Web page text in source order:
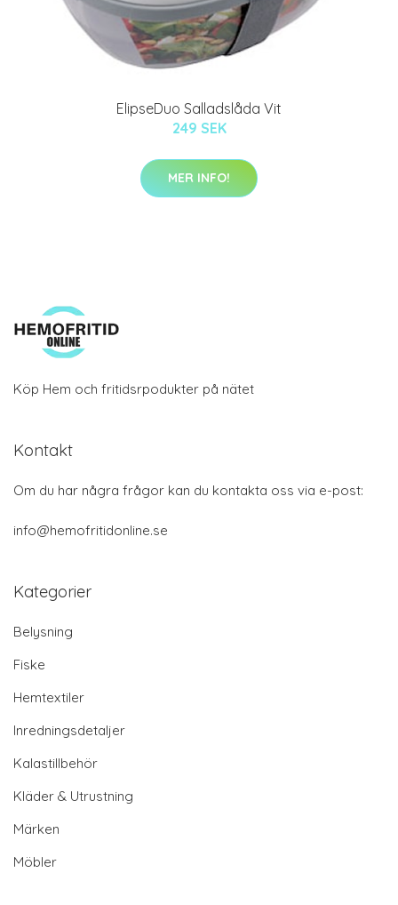
ElipseDuo Salladslåda Vit
249 SEK
MER INFO!
Köp Hem och fritidsrpodukter på nätet
Kontakt
Om du har några frågor kan du kontakta oss via e-post:
info@hemofritidonline.se
Kategorier
Belysning
Fiske
Hemtextiler
Inredningsdetaljer
Kalastillbehör
Kläder & Utrustning
Märken
Möbler